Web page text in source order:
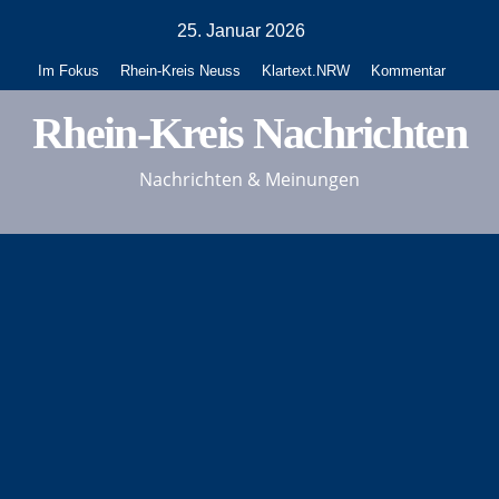
springen
25. Januar 2026
Im Fokus Rhein-Kreis Neuss Klartext.NRW Kommentar
Rhein-Kreis Nachrichten
Nachrichten & Meinungen